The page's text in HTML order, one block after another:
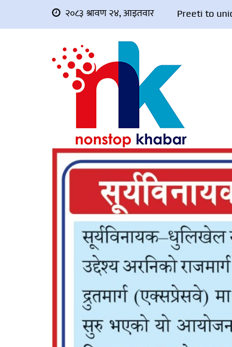
२०८३ श्रावण २४, आइतवार Preeti to